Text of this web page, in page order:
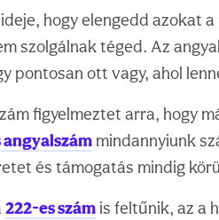
hogy elengedd azokat
szolgálnak téged. Az
pontosan ott vagy, ahol
figyelmeztet arra, hogy
angyalszám mindannyiunk
és támogatás mindig
222-es szám is feltűnik, az a